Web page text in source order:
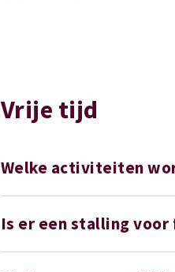
Vrije tijd
Welke activiteiten
Is er een stalling